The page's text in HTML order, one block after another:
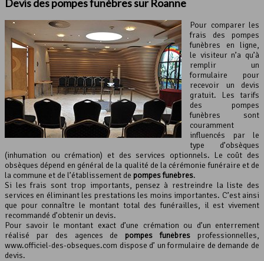
Devis des pompes funèbres sur Roanne
Pour comparer les
frais des pompes
funèbres en ligne,
le visiteur n’a qu’à
remplir un
formulaire pour
recevoir un devis
gratuit. Les tarifs
des pompes
funèbres sont
couramment
influencés par le
type d’obsèques
(inhumation ou crémation) et des services optionnels. Le coût des
obsèques dépend en général de la qualité de la cérémonie funéraire et de
la commune et de l’établissement de pompes funèbres.
Si les frais sont trop importants, pensez à restreindre la liste des
services en éliminant les prestations les moins importantes. C’est ainsi
que pour connaître le montant total des funérailles, il est vivement
recommandé d’obtenir un devis.
Pour savoir le montant exact d’une crémation ou d’un enterrement
réalisé par des agences de pompes funèbres professionnelles,
www.officiel-des-obseques.com dispose d’ un formulaire de demande de
devis.